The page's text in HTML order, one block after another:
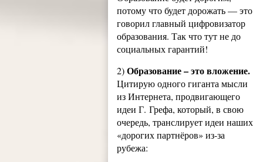
потому что будет дорожать — это
говорил главный цифровизатор
образования. Так что тут не до
социальных гарантий!
2)Образование – это вложение.
Цитирую одного гиганта мысли
из Интернета, продвигающего
идеи Г. Грефа, который, в свою
очередь, транслирует идеи наших
«дорогих партнёров» из-за
рубежа: